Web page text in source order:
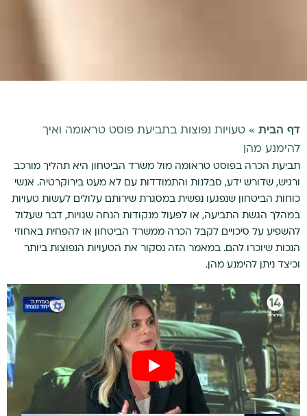
דף הבית » טעויות נפוצות בתביעת פוסט טראומה ואיך
להימנע מהן
תביעת הכרה בפוסט טראומה מול משרד הביטחון היא תהליך מורכב
ורגיש, שדורש ידע, סבלנות והתמודדות עם לא מעט בירוקרטיה. אנשי
כוחות הביטחון שנפגעו נפשית במסגרת שירותם עלולים לעשות טעויות
במהלך הגשת התביעה, או לפעול מנקודות הנחה שגויות, דבר שעלול
להשפיע על סיכויים לקבל הכרה ממשרד הביטחון או להפחית באחוזי
הנכות שיוכרו להם. במאמר הזה נסקור את הטעויות הנפוצות ביותר
וכיצד ניתן להימנע מהן.